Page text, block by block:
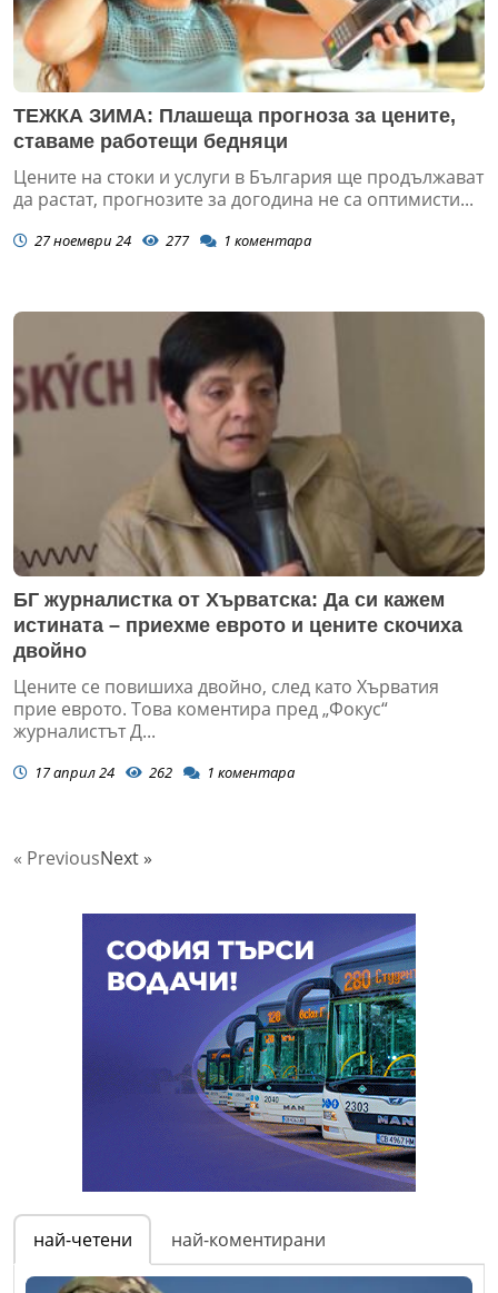
ТЕЖКА ЗИМА: Плашеща прогноза за цените,
ставаме работещи бедняци
Цените на стоки и услуги в България ще продължават
да растат, прогнозите за догодина не са оптимисти...
27 ноември 24 277 1 коментара
БГ журналистка от Хърватска: Да си кажем
истината – приехме еврото и цените скочиха
двойно
Цените се повишиха двойно, след като Хърватия
прие еврото. Това коментира пред „Фокус“
журналистът Д...
17 април 24 262 1 коментара
« PreviousNext »
най-четени най-коментирани